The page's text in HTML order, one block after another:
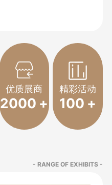
优质展商
2000 +
精彩活动
100 +
- RANGE OF EXHIBITS -